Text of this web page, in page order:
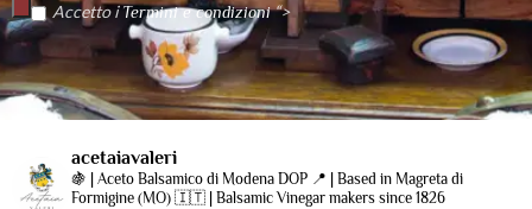
Accetto iTermini e condizioni“>
acetaiavaleri
🍇 | Aceto Balsamico di Modena DOP 📍 | Based in Magreta di
Formigine (MO) 🇮🇹 | Balsamic Vinegar makers since 1826